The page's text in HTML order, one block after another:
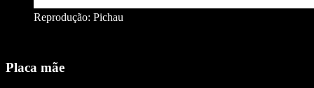
Reprodução: Pichau
Placa mãe